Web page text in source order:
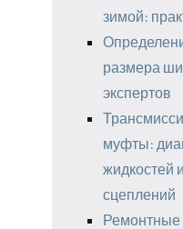
зимой:
размера
экспертов
муфты:
жидкостей
сцеплений
Ремонтные